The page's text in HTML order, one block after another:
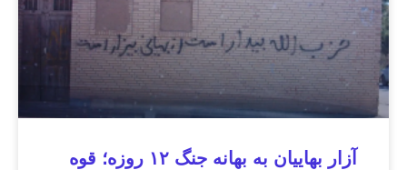
آزار بهاییان به بهانه جنگ ۱۲ روزه؛ قوه